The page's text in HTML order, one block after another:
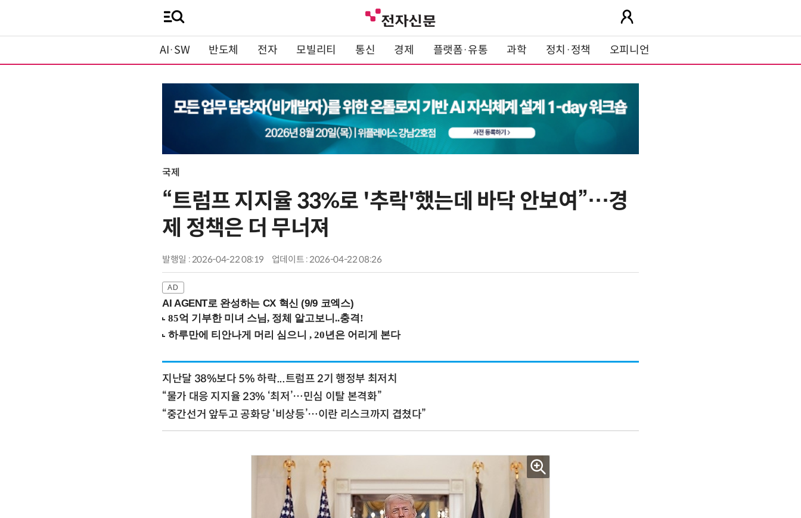
AI·SW 반도체 전자 모빌리티 통신 경제 플랫폼·유통 과학 정치·정책 오피니언
국제
“트럼프 지지율 33%로 '추락'했는데 바닥 안보여”…경
제 정책은 더 무너져
발행일 : 2026-04-22 08:19 업데이트 : 2026-04-22 08:26
AI AGENT로 완성하는 CX 혁신 (9/9 코엑스)
지난달 38%보다 5% 하락...트럼프 2기 행정부 최저치
“물가 대응 지지율 23% ‘최저’…민심 이탈 본격화”
“중간선거 앞두고 공화당 ‘비상등’…이란 리스크까지 겹쳤다”